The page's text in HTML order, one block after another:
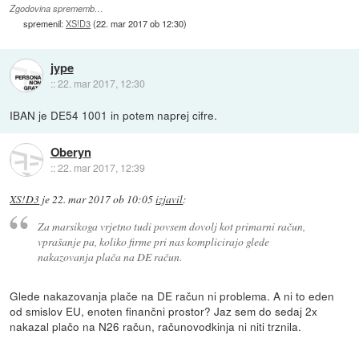
Zgodovina sprememb…
spremenil:XS!D3(22. mar 2017 ob 12:30)
jype
::22. mar 2017, 12:30
IBAN je DE54 1001 in potem naprej cifre.
Oberyn
::22. mar 2017, 12:39
XS!D3 je22. mar 2017 ob 10:05izjavil:
Za marsikoga vrjetno tudi povsem dovolj kot primarni račun,
vprašanje pa, koliko firme pri nas komplicirajo glede
nakazovanja plača na DE račun.
Glede nakazovanja plače na DE račun ni problema. A ni to eden
od smislov EU, enoten finančni prostor? Jaz sem do sedaj 2x
nakazal plačo na N26 račun, računovodkinja ni niti trznila.